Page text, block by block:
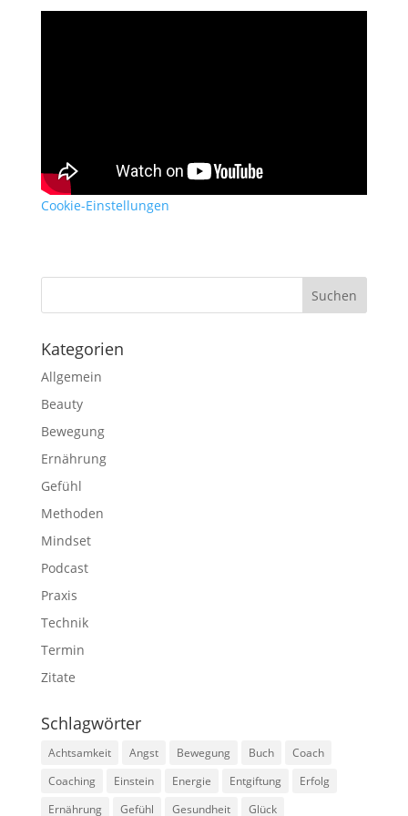
Cookie-Einstellungen
Kategorien
Allgemein
Beauty
Bewegung
Ernährung
Gefühl
Methoden
Mindset
Podcast
Praxis
Technik
Termin
Zitate
Schlagwörter
Achtsamkeit Angst Bewegung Buch
Coach
Coaching
Einstein Energie Entgiftung
Erfolg
Ernährung
Gefühl Gesundheit Glück